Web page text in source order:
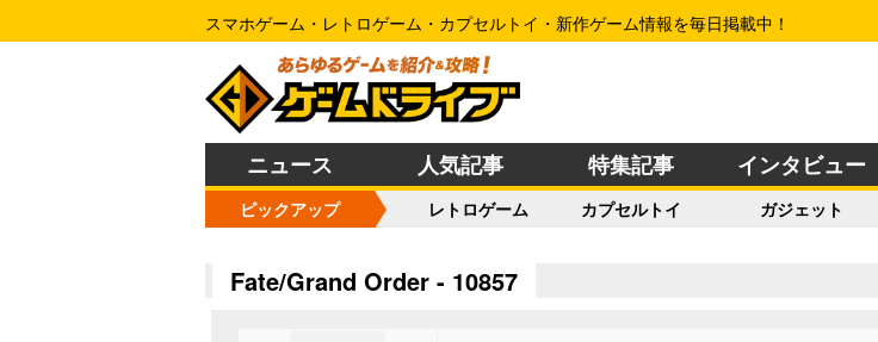
スマホゲーム・レトロゲーム・カプセルトイ・新作ゲーム情報を毎日掲載中！
ニュース 人気記事 特集記事 インタビュー
ピックアップ レトロゲーム カプセルトイ ガジェット
Fate/Grand Order - 10857